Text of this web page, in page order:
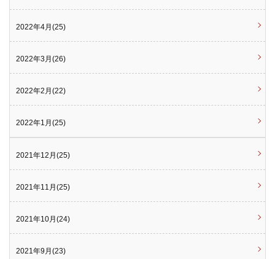
2022年4月(25)
2022年3月(26)
2022年2月(22)
2022年1月(25)
2021年12月(25)
2021年11月(25)
2021年10月(24)
2021年9月(23)